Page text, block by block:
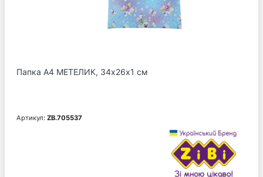
Папка А4 МЕТЕЛИК, 34х26х1 см
Артикул: ZB.705537